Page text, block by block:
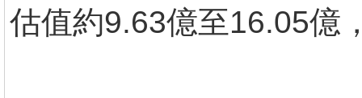
估值約9.63億至16.05億